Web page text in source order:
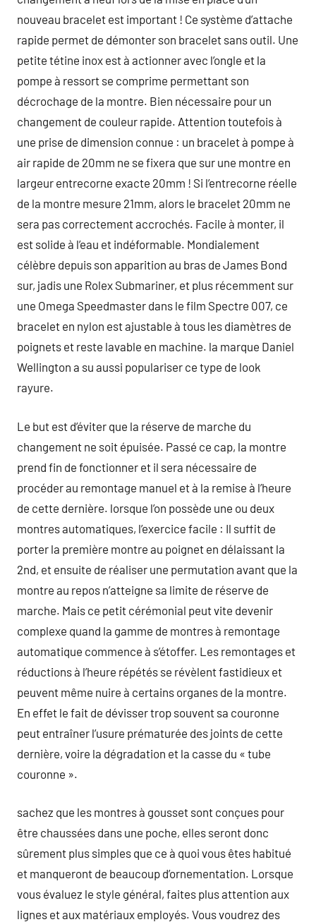
nouveau bracelet est important ! Ce système d’attache
rapide permet de démonter son bracelet sans outil. Une
petite tétine inox est à actionner avec l’ongle et la
pompe à ressort se comprime permettant son
décrochage de la montre. Bien nécessaire pour un
changement de couleur rapide. Attention toutefois à
une prise de dimension connue : un bracelet à pompe à
air rapide de 20mm ne se fixera que sur une montre en
largeur entrecorne exacte 20mm ! Si l’entrecorne réelle
de la montre mesure 21mm, alors le bracelet 20mm ne
sera pas correctement accrochés. Facile à monter, il
est solide à l’eau et indéformable. Mondialement
célèbre depuis son apparition au bras de James Bond
sur, jadis une Rolex Submariner, et plus récemment sur
une Omega Speedmaster dans le film Spectre 007, ce
bracelet en nylon est ajustable à tous les diamètres de
poignets et reste lavable en machine. la marque Daniel
Wellington a su aussi populariser ce type de look
rayure.
Le but est d’éviter que la réserve de marche du
changement ne soit épuisée. Passé ce cap, la montre
prend fin de fonctionner et il sera nécessaire de
procéder au remontage manuel et à la remise à l’heure
de cette dernière. lorsque l’on possède une ou deux
montres automatiques, l’exercice facile : Il suffit de
porter la première montre au poignet en délaissant la
2nd, et ensuite de réaliser une permutation avant que la
montre au repos n’atteigne sa limite de réserve de
marche. Mais ce petit cérémonial peut vite devenir
complexe quand la gamme de montres à remontage
automatique commence à s’étoffer. Les remontages et
réductions à l’heure répétés se révèlent fastidieux et
peuvent même nuire à certains organes de la montre.
En effet le fait de dévisser trop souvent sa couronne
peut entraîner l’usure prématurée des joints de cette
dernière, voire la dégradation et la casse du « tube
couronne ».
sachez que les montres à gousset sont conçues pour
être chaussées dans une poche, elles seront donc
sûrement plus simples que ce à quoi vous êtes habitué
et manqueront de beaucoup d’ornementation. Lorsque
vous évaluez le style général, faites plus attention aux
lignes et aux matériaux employés. Vous voudrez des